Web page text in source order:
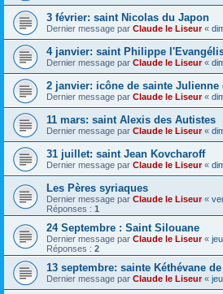
3 février: saint Nicolas du Japon
Dernier message par Claude le Liseur«
4 janvier: saint Philippe
Dernier message par Claude le Liseur«
2 janvier: icône de sainte Julienne
Dernier message par Claude le Liseur«
11 mars: saint Alexis des Autistes
Dernier message par Claude le Liseur«
31 juillet: saint Jean Kovcharoff
Dernier message par Claude le Liseur«
Les Pères syriaques
Dernier message par Claude le Liseur«
Réponses : 1
24 Septembre : Saint Silouane
Dernier message par Claude le Liseur«
Réponses : 2
13 septembre: sainte Kéthévane
Dernier message par Claude le Liseur«